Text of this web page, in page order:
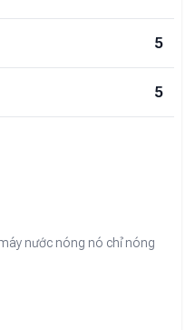
5
5
nước nóng nó chỉ nóng